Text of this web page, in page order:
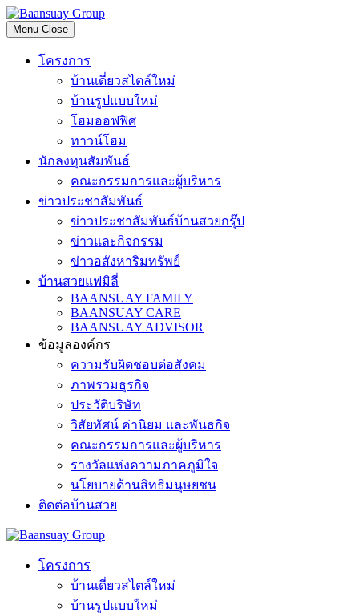
Skip
to
content
Menu Close
โครงการ
บ้านเดี่ยวสไตล์ใหม่
บ้านรูปแบบใหม่
โฮมออฟฟิศ
ทาวน์โฮม
นักลงทุนสัมพันธ์
คณะกรรมการและผู้บริหาร
ข่าวประชาสัมพันธ์
ข่าวประชาสัมพันธ์บ้านสวยกรุ๊ป
ข่าวและกิจกรรม
ข่าวอสังหาริมทรัพย์
บ้านสวยแฟมิลี่
BAANSUAY FAMILY
BAANSUAY CARE
BAANSUAY ADVISOR
ข้อมูลองค์กร
ความรับผิดชอบต่อสังคม
ภาพรวมธุรกิจ
ประวัติบริษัท
วิสัยทัศน์ ค่านิยม และพันธกิจ
คณะกรรมการและผู้บริหาร
รางวัลแห่งความภาคภูมิใจ
นโยบายด้านสิทธิมนุษยชน
ติดต่อบ้านสวย
โครงการ
บ้านเดี่ยวสไตล์ใหม่
บ้านรูปแบบใหม่